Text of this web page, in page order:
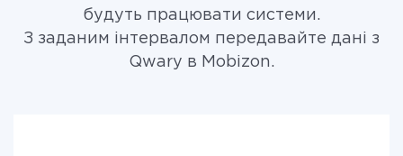
будуть працювати системи.
З заданим інтервалом передавайте дані з
Qwary в Mobizon.